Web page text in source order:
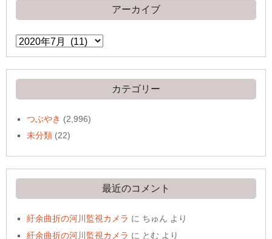
アーカイブ
ア
ー
イ
ブ
カテゴリー
つぶやき (2,996)
未分類 (22)
最近のコメント
紆余曲折の河川監視カメラ に ちゅん より
紆余曲折の河川監視カメラ に とむ より